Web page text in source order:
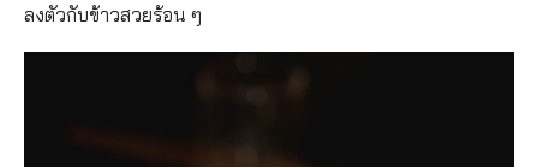
ลงตัวกับข้าวสวยร้อน ๆ